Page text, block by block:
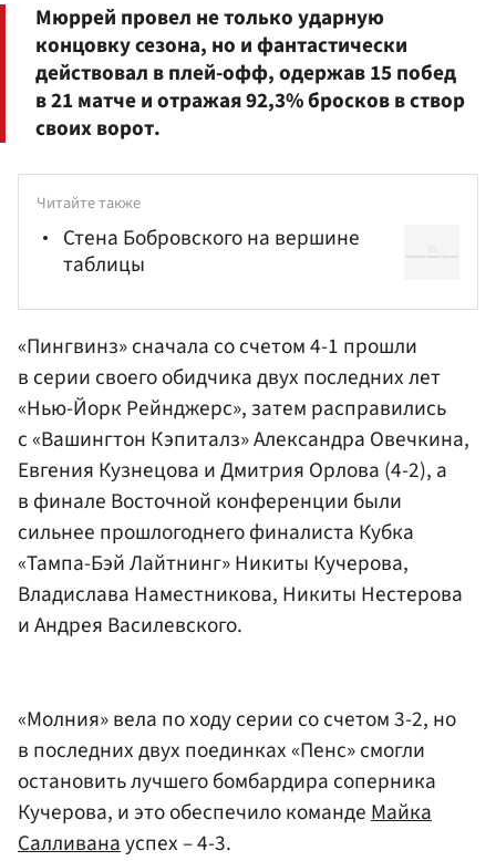
Мюррей провел не только ударную
концовку сезона, но и фантастически
действовал в плей-офф, одержав 15 побед
в 21 матче и отражая 92,3% бросков в створ
своих ворот.
Читайте также
Стена Бобровского на вершине
таблицы
«Пингвинз» сначала со счетом 4-1 прошли
в серии своего обидчика двух последних лет
«Нью-Йорк Рейнджерс», затем расправились
с «Вашингтон Кэпиталз» Александра Овечкина,
Евгения Кузнецова иДмитрия Орлова (4-2), а
в финале Восточной конференции были
сильнее прошлогоднего финалиста Кубка
«Тампа-Бэй Лайтнинг» Никиты Кучерова,
Владислава Наместникова, Никиты Нестерова
и Андрея Василевского.
«Молния» вела по ходу серии со счетом 3-2, но
в последних двух поединках «Пенс» смогли
остановить лучшего бомбардира соперника
Кучерова, и это обеспечило командеМайка
Салливанауспех – 4-3.